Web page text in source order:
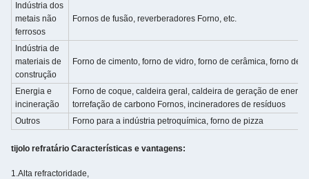
Indústria dos
metais não
ferrosos
Fornos de fusão, reverberadores Forno, etc.
Indústria de
materiais de
construção
Forno de cimento, forno de vidro, forno de cerâmica, forno de
Energia e
incineração
Forno de coque, caldeira geral, caldeira de geração de
torrefação de carbono Fornos, incineradores de resíduos
Outros
Forno para a indústria petroquímica, forno de pizza
tijolo refratário Características e vantagens:
1.Alta refractoridade,